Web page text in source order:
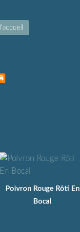
Poivron Rouge Rôti En
Bocal